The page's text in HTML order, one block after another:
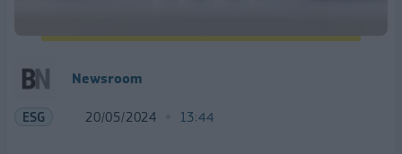
Newsroom
ESG 20/05/2024 13:44